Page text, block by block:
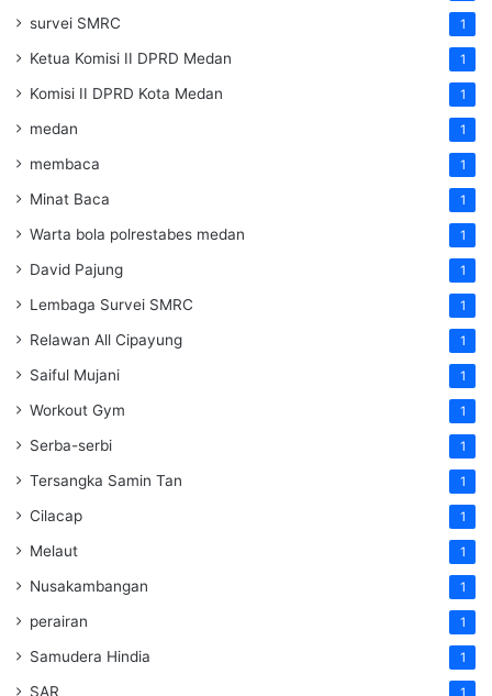
survei SMRC 1
Ketua Komisi II DPRD Medan 1
Komisi II DPRD Kota Medan 1
medan 1
membaca 1
Minat Baca 1
Warta bola polrestabes medan 1
David Pajung 1
Lembaga Survei SMRC 1
Relawan All Cipayung 1
Saiful Mujani 1
Workout Gym 1
Serba-serbi 1
Tersangka Samin Tan 1
Cilacap 1
Melaut 1
Nusakambangan 1
perairan 1
Samudera Hindia 1
SAR 1